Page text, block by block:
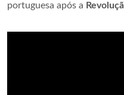
portuguesa após a